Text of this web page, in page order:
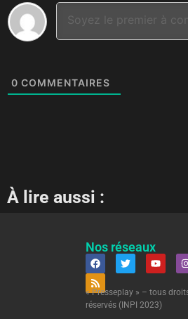
0 COMMENTAIRES
À lire aussi :
Nos réseaux
« Presseplay » – tous
réservés (INPI 2023)